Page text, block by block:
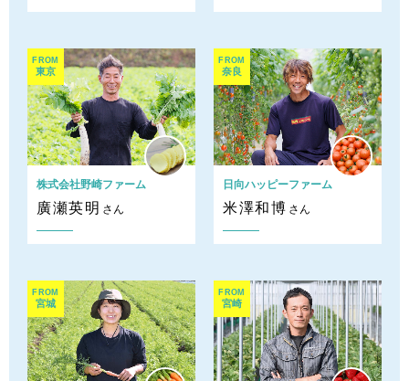
FROM
東京
株式会社野崎ファーム
廣瀬英明 さん
FROM
奈良
日向ハッピーファーム
米澤和博 さん
FROM
宮城
FROM
宮崎